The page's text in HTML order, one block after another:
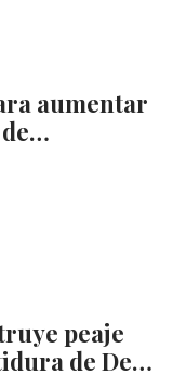
aumentar
peaje
de De…